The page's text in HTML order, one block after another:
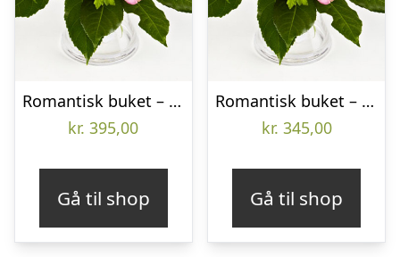
Romantisk buket – Send blomster med Bloomit
kr. 395,00
Gå til shop
Romantisk buket – Send blomster med Bloomit
kr. 345,00
Gå til shop